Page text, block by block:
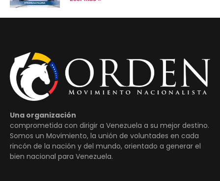
Una organización
comprometida con dirigir a Venezuela a su mejor destino.
Somos un Movimiento, la unión de voluntades en cada
rincón de la nación y del mundo, orientado a generar el
bien nacional para Venezuela.